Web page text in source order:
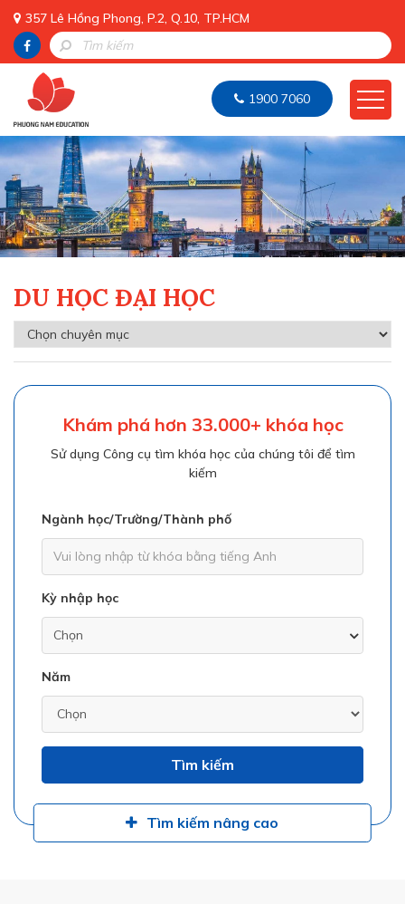
357 Lê Hồng Phong, P.2, Q.10, TP.HCM
1900 7060
DU HỌC ĐẠI HỌC
Khám phá hơn 33.000+ khóa học
Sử dụng Công cụ tìm khóa học của chúng tôi để tìm
kiếm
Ngành học/Trường/Thành phố
Kỳ nhập học
Năm
Tìm kiếm
Tìm kiếm nâng cao